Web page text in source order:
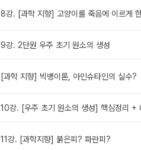
8강. [과학 지향] 고양이를 죽음에 이르게
9강. 2단원 우주 초기 원소의 생성
[과학 지향] 빅뱅이론, 아인슈타인의 실수?
10강. [우주 초기 원소의 생성] 핵심정리 +
11강. [과학지향] 붉은피? 파란피?